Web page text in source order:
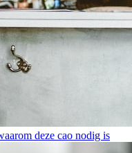
deze cao nodig is